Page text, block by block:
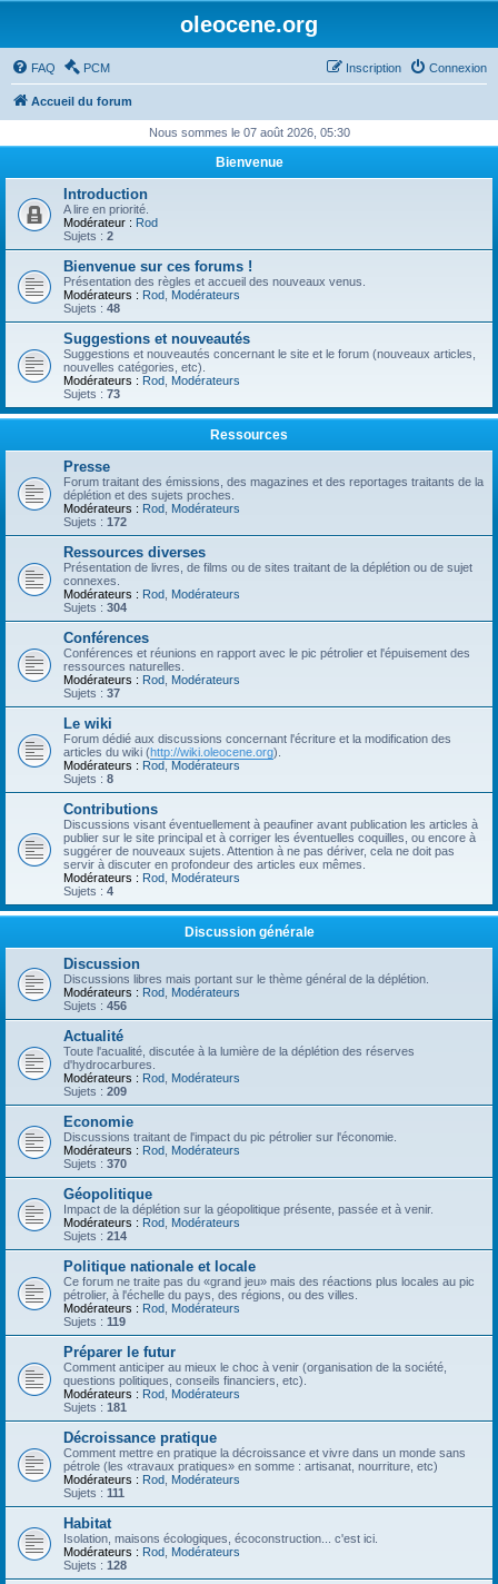
oleocene.org
FAQ PCM Connexion
Inscription
Accueil du forum
Nous sommes le 07 août 2026, 05:30
Bienvenue
Introduction
A lire en priorité.
Modérateur : Rod
Sujets : 2
Bienvenue sur ces forums !
Présentation des règles et accueil des nouveaux venus.
Modérateurs : Rod Modérateurs
Sujets : 48
Suggestions et nouveautés
Suggestions et nouveautés concernant le site et le forum (nouveaux articles,
nouvelles catégories, etc).
Modérateurs : Rod Modérateurs
Sujets : 73
Ressources
Presse
Forum traitant des émissions, des magazines et des reportages traitants de la
déplétion et des sujets proches.
Modérateurs : Rod Modérateurs
Sujets : 172
Ressources diverses
Présentation de livres, de films ou de sites traitant de la déplétion ou de sujet
connexes.
Modérateurs : Rod Modérateurs
Sujets : 304
Conférences
Conférences et réunions en rapport avec le pic pétrolier et l'épuisement des
ressources naturelles.
Modérateurs : Rod Modérateurs
Sujets : 37
Le wiki
Forum dédié aux discussions concernant l'écriture et la modification des
articles du wiki (http://wiki.oleocene.org).
Modérateurs : Rod Modérateurs
Sujets : 8
Contributions
Discussions visant éventuellement à peaufiner avant publication les articles à
publier sur le site principal et à corriger les éventuelles coquilles, ou encore à
suggérer de nouveaux sujets. Attention à ne pas dériver, cela ne doit pas
servir à discuter en profondeur des articles eux mêmes.
Modérateurs : Rod Modérateurs
Sujets : 4
Discussion générale
Discussion
Discussions libres mais portant sur le thème général de la déplétion.
Modérateurs : Rod Modérateurs
Sujets : 456
Actualité
Toute l'acualité, discutée à la lumière de la déplétion des réserves
d'hydrocarbures.
Modérateurs : Rod Modérateurs
Sujets : 209
Economie
Discussions traitant de l'impact du pic pétrolier sur l'économie.
Modérateurs : Rod Modérateurs
Sujets : 370
Géopolitique
Impact de la déplétion sur la géopolitique présente, passée et à venir.
Modérateurs : Rod Modérateurs
Sujets : 214
Politique nationale et locale
Ce forum ne traite pas du «grand jeu» mais des réactions plus locales au pic
pétrolier, à l'échelle du pays, des régions, ou des villes.
Modérateurs : Rod Modérateurs
Sujets : 119
Préparer le futur
Comment anticiper au mieux le choc à venir (organisation de la société,
questions politiques, conseils financiers, etc).
Modérateurs : Rod Modérateurs
Sujets : 181
Décroissance pratique
Comment mettre en pratique la décroissance et vivre dans un monde sans
pétrole (les «travaux pratiques» en somme : artisanat, nourriture, etc)
Modérateurs : Rod Modérateurs
Sujets : 111
Habitat
Isolation, maisons écologiques, écoconstruction... c'est ici.
Modérateurs : Rod Modérateurs
Sujets : 128